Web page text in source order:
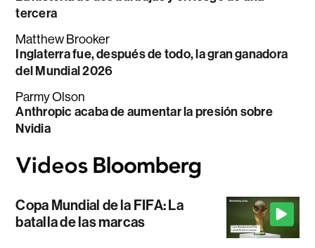
tercera
Matthew Brooker
Inglaterra fue, después de todo, la gran ganadora
del Mundial 2026
Parmy Olson
Anthropic acaba de aumentar la presión sobre
Nvidia
Copa Mundial de la FIFA: La
batalla de las marcas